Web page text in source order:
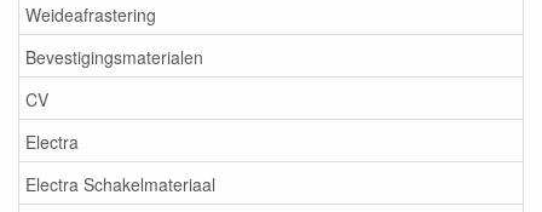
Weideafrastering
Bevestigingsmaterialen
CV
Electra
Electra Schakelmateriaal